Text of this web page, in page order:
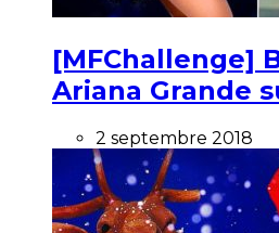
[MFChallenge]
Ariana Grande
2 septembre 2018